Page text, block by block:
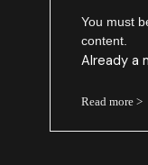
You must
content.
Already a
Read more >